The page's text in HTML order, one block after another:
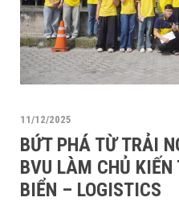
11/12/2025
BỨT PHÁ TỪ TRẢI
BVU LÀM CHỦ
BIỂN – LOGISTICS